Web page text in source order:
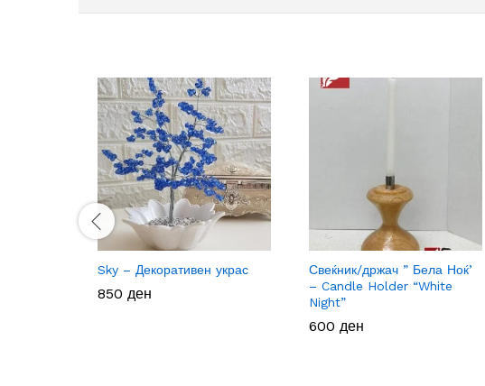
Sky – Декоративен украс
850 ден
850 ден
Свеќник/држач ” Бела Ноќ’
– Candle Holder “White
Night”
600 ден
600 ден